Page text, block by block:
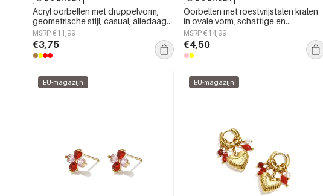
Acryl oorbellen met druppelvorm,
geometrische stijl, casual, alledaags,
eenvoudige serie, dames sieraden
MSRP €11,99
€3,75
Oorbellen met roestvrijstalen kralen
in ovale vorm, schattige en
eenvoudige serie voor dagelijks
gebruik, damessieraden
MSRP €14,99
€4,50
EU-magazijn EU-magazijn